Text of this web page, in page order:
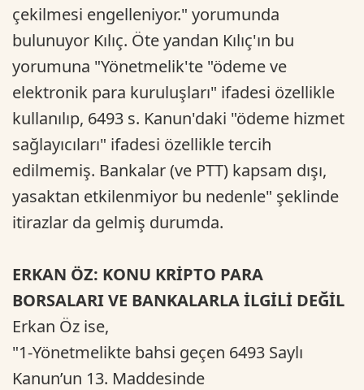
çekilmesi engelleniyor." yorumunda
bulunuyor Kılıç. Öte yandan Kılıç'ın bu
yorumuna "Yönetmelik'te "ödeme ve
elektronik para kuruluşları" ifadesi özellikle
kullanılıp, 6493 s. Kanun'daki "ödeme hizmet
sağlayıcıları" ifadesi özellikle tercih
edilmemiş. Bankalar (ve PTT) kapsam dışı,
yasaktan etkilenmiyor bu nedenle" şeklinde
itirazlar da gelmiş durumda.
ERKAN ÖZ: KONU KRİPTO PARA
BORSALARI VE BANKALARLA İLGİLİ DEĞİL
Erkan Öz ise,
"1-Yönetmelikte bahsi geçen 6493 Saylı
Kanun’un 13. Maddesinde